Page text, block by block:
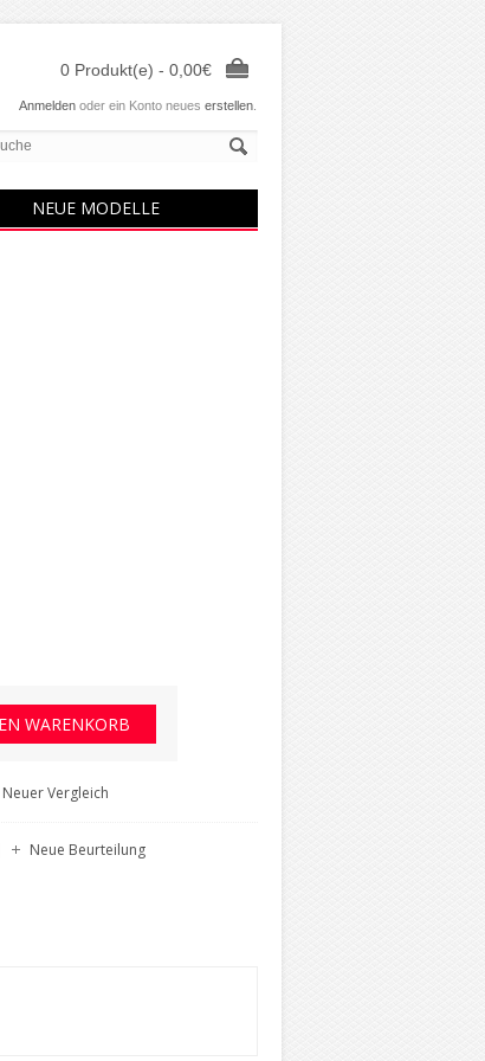
Anmelden oder ein Konto neues erstellen
0 Produkt(e) - 0,00€
NEUE MODELLE
Neuer Vergleich
Neue Beurteilung